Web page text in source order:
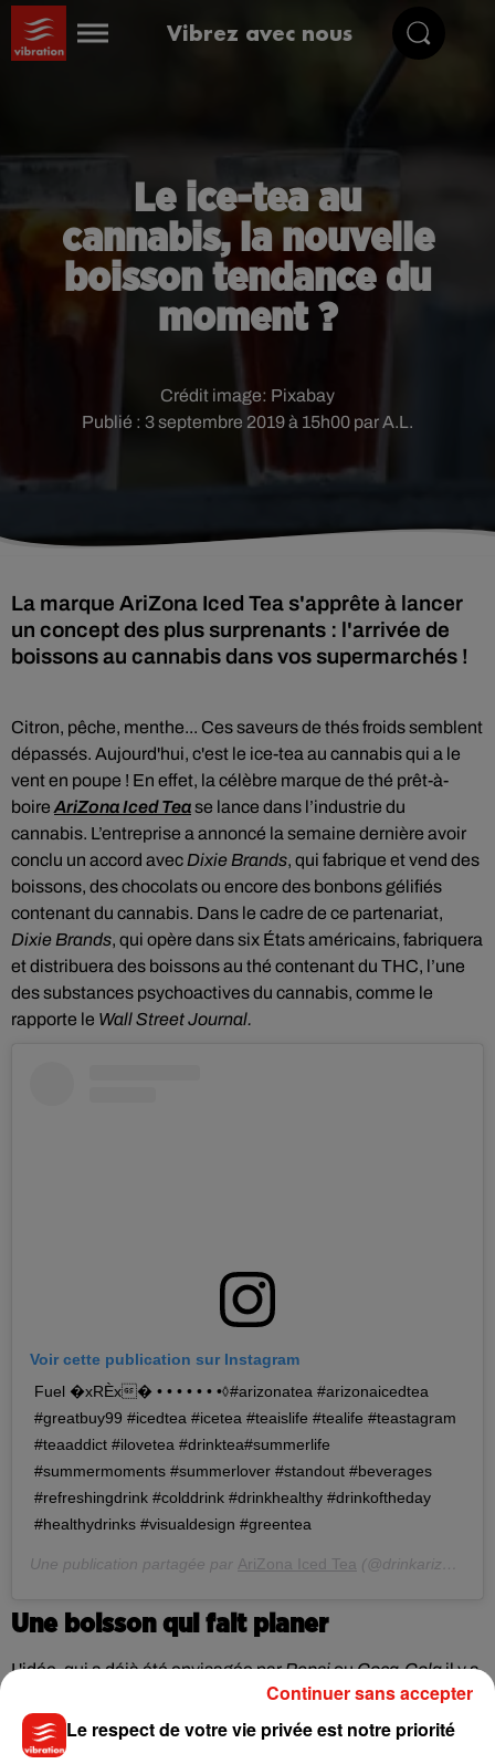
Vibrez avec nous
Le ice-tea au
cannabis, la nouvelle
boisson tendance du
moment ?
Publié : 3 septembre 2019 à 15h00 par A.L.
Crédit image: Pixabay
La marque AriZona Iced Tea s'apprête à lancer
un concept des plus surprenants : l'arrivée de
boissons au cannabis dans vos supermarchés !
Citron, pêche, menthe... Ces saveurs de thés froids semblent
dépassés. Aujourd'hui, c'est le ice-tea au cannabisqui a le
vent en poupe ! En effet, la célèbre marque de thé prêt-à-
boire AriZona Iced Tease lance dans l’industrie du
cannabis. L’entreprise a annoncé la semaine dernière avoir
conclu un accord avec Dixie Brands, qui fabrique et vend des
boissons, des chocolats ou encore des bonbons gélifiés
contenant du cannabis. Dans le cadre de ce partenariat,
Dixie Brands, qui opère dans six États américains, fabriquera
et distribuera des boissons au thé contenant du THC, l’une
des substances psychoactives du cannabis, comme le
rapporte le Wall Street Journal.
Voir cette publication sur Instagram
Fuel �xRÈx� • • • • • • •⬨#arizonatea #arizonaicedtea
#greatbuy99 #icedtea #icetea #teaislife #tealife #teastagram
#teaaddict #ilovetea #drinktea#summerlife
#summermoments #summerlover #standout #beverages
#refreshingdrink #colddrink #drinkhealthy #drinkoftheday
#healthydrinks #visualdesign #greentea
Une publication partagée par AriZona Iced Tea (@drinkarizona) le
Une boisson qui fait planer
L'idée, qui a déjà été envisagée parPepsiouCoca-Colail y a
peu, a déjà été mise en œuvre l'année dernière par des
sociétés de bières tel queConstellation BrandsetMolson
Coors. En revanche, en prenant le parti d'utiliser du
Le respect de votre vie privée est notre priorité
Continuer sans accepter